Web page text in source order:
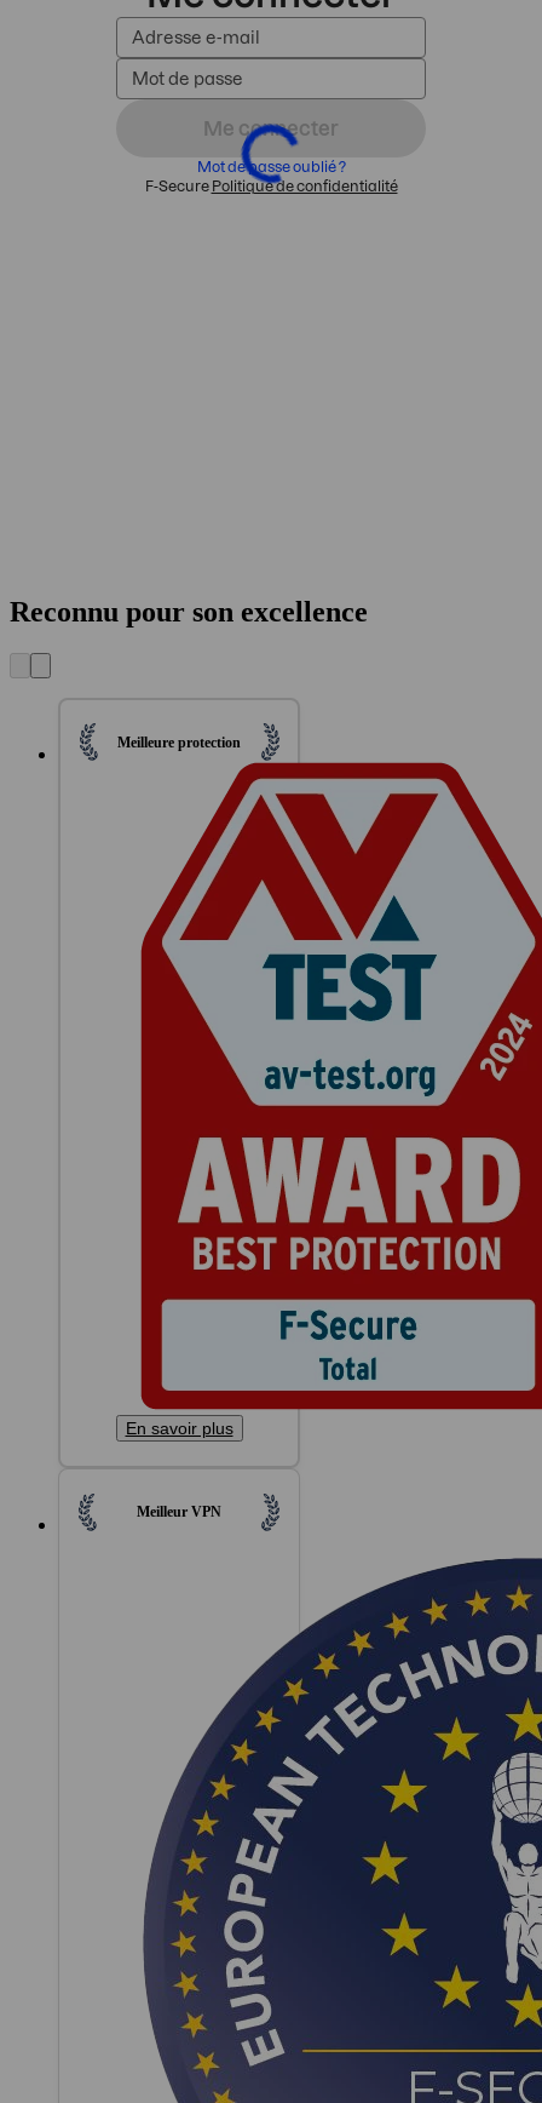
Reconnu pour son excellence
Meilleure protection
En savoir plus
Meilleur VPN